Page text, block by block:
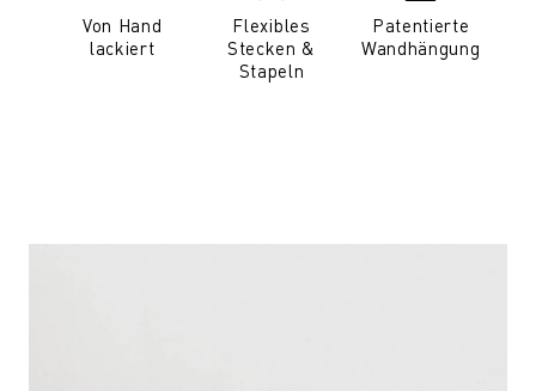
Von Hand
lackiert
Flexibles
Stecken &
Stapeln
Patentierte
Wandhängung